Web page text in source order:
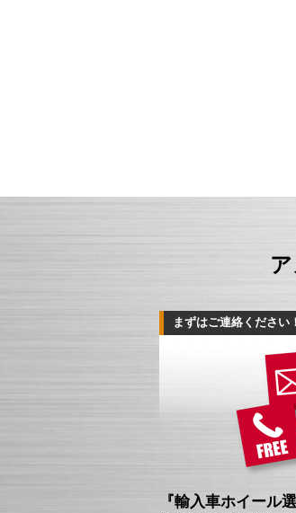
まずはご連絡ください！
『輸入車ホイール